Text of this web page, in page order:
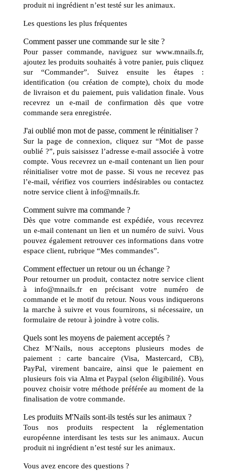
produit ni ingrédient n’est testé sur les animaux.
Les questions les plus fréquentes
Comment passer une commande sur le site ?
Pour passer commande, naviguez sur www.mnails.fr,
ajoutez les produits souhaités à votre panier, puis cliquez
sur “Commander”. Suivez ensuite les étapes :
identification (ou création de compte), choix du mode
de livraison et du paiement, puis validation finale. Vous
recevrez un e-mail de confirmation dès que votre
commande sera enregistrée.
J'ai oublié mon mot de passe, comment le réinitialiser ?
Sur la page de connexion, cliquez sur “Mot de passe
oublié ?”, puis saisissez l’adresse e-mail associée à votre
compte. Vous recevrez un e-mail contenant un lien pour
réinitialiser votre mot de passe. Si vous ne recevez pas
l’e-mail, vérifiez vos courriers indésirables ou contactez
notre service client à info@mnails.fr.
Comment suivre ma commande ?
Dès que votre commande est expédiée, vous recevrez
un e-mail contenant un lien et un numéro de suivi. Vous
pouvez également retrouver ces informations dans votre
espace client, rubrique “Mes commandes”.
Comment effectuer un retour ou un échange ?
Pour retourner un produit, contactez notre service client
à info@mnails.fr en précisant votre numéro de
commande et le motif du retour. Nous vous indiquerons
la marche à suivre et vous fournirons, si nécessaire, un
formulaire de retour à joindre à votre colis.
Quels sont les moyens de paiement acceptés ?
Chez M’Nails, nous acceptons plusieurs modes de
paiement : carte bancaire (Visa, Mastercard, CB),
PayPal, virement bancaire, ainsi que le paiement en
plusieurs fois via Alma et Paypal (selon éligibilité). Vous
pouvez choisir votre méthode préférée au moment de la
finalisation de votre commande.
Les produits M'Nails sont-ils testés sur les animaux ?
Tous nos produits respectent la réglementation
européenne interdisant les tests sur les animaux. Aucun
produit ni ingrédient n’est testé sur les animaux.
Vous avez encore des questions ?